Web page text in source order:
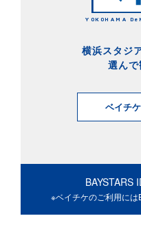
YOKOHAMA
横浜スタジ
選んで
ベイチ
BAYSTARS
※ベイチケのご利用に